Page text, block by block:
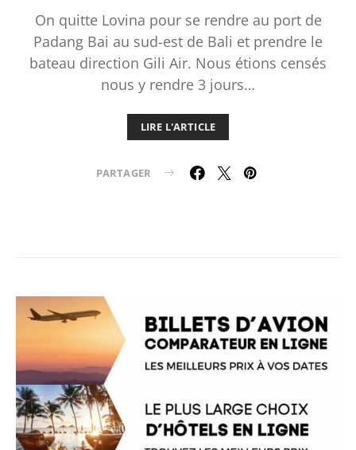
On quitte Lovina pour se rendre au port de
Padang Bai au sud-est de Bali et prendre le
bateau direction Gili Air. Nous étions censés
nous y rendre 3 jours…
LIRE L'ARTICLE
PARTAGER